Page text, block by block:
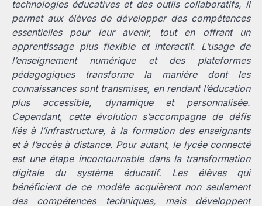
technologies éducatives et des outils collaboratifs, il
permet aux élèves de développer des compétences
essentielles pour leur avenir, tout en offrant un
apprentissage plus flexible et interactif. L’usage de
l’enseignement numérique et des plateformes
pédagogiques transforme la manière dont les
connaissances sont transmises, en rendant l’éducation
plus accessible, dynamique et personnalisée.
Cependant, cette évolution s’accompagne de défis
liés à l’infrastructure, à la formation des enseignants
et à l’accès à distance. Pour autant, le lycée connecté
est une étape incontournable dans la transformation
digitale du système éducatif. Les élèves qui
bénéficient de ce modèle acquièrent non seulement
des compétences techniques, mais développent